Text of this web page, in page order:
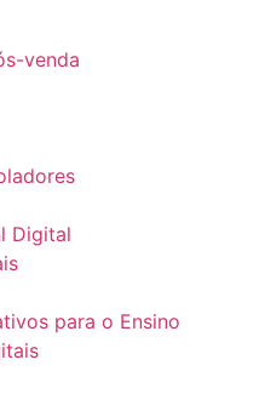
venda
Digital
para o Ensino